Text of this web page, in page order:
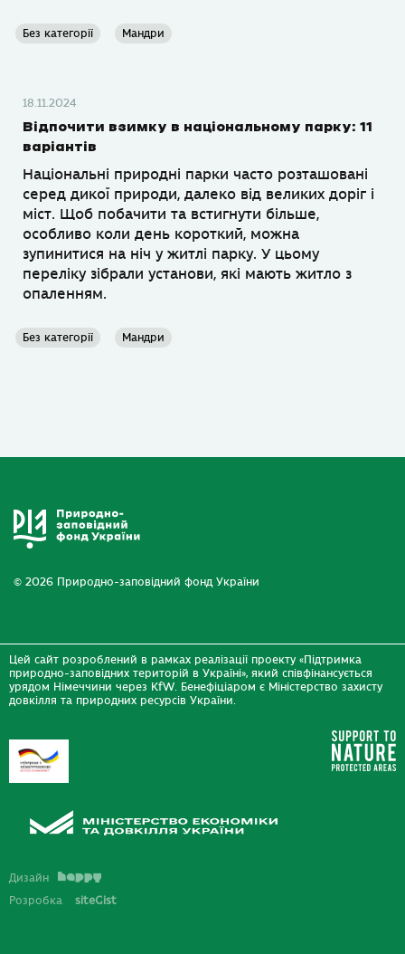
Без категорії Мандри
18.11.2024
Відпочити взимку в національному парку: 11
варіантів
Національні природні парки часто розташовані
серед дикої природи, далеко від великих доріг і
міст. Щоб побачити та встигнути більше,
особливо коли день короткий, можна
зупинитися на ніч у житлі парку. У цьому
переліку зібрали установи, які мають житло з
опаленням.
Без категорії Мандри
© 2026 Природно-заповідний фонд України
Цей сайт розроблений в рамках реалізації проекту «Підтримка
природно-заповідних територій в Україні», який співфінансується
урядом Німеччини через KfW. Бенефіціаром є Міністерство захисту
довкілля та природних ресурсів України.
Дизайн
Розробка
siteGist